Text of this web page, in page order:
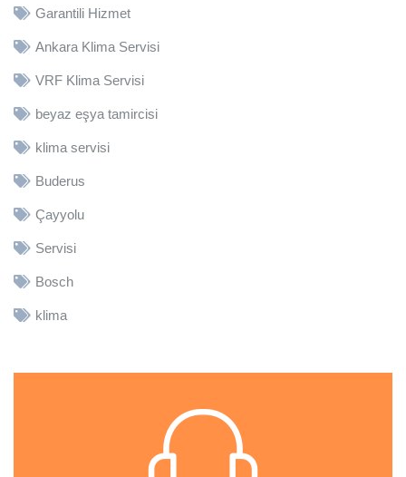
Garantili Hizmet
Ankara Klima Servisi
VRF Klima Servisi
beyaz eşya tamircisi
klima servisi
Buderus
Çayyolu
Servisi
Bosch
klima